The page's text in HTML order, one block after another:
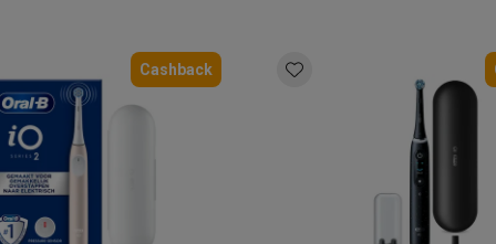
laptopsBuyBack
Stofzuigers met ecocheques Strijkijzers met ecocheques
ecocheques Bruiswatertoestellen met ecocheques
Cashback